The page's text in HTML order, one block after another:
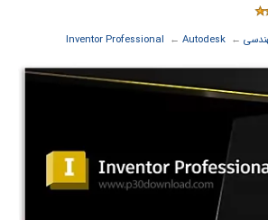
← ‏
Autodesk
← ‏
Inventor Professional